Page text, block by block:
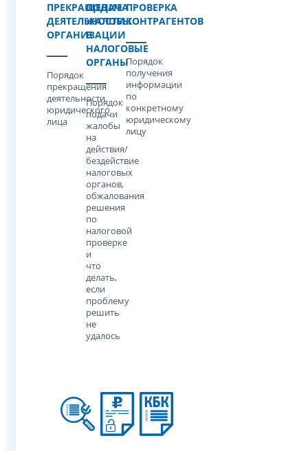
ПРЕКРАЩЕНИЕ
ДЕЯТЕЛЬНОСТИ
ОРГАНИЗАЦИИ
Порядок
прекращения
деятельности
юридического
лица
ПОДАЧА
ЖАЛОБЫ
В
НАЛОГОВЫЕ
ОРГАНЫ
Порядок
подачи
жалобы
на
действия/
бездействие
налоговых
органов,
обжалования
решения
по
налоговой
проверке
и
что
делать,
если
проблему
решить
не
удалось
ПРОВЕРКА
КОНТРАГЕНТОВ
Порядок
получения
информации
по
конкретному
юридическому
лицу